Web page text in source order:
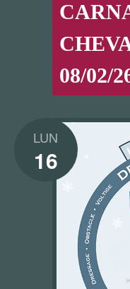
08/02/
LUN
16